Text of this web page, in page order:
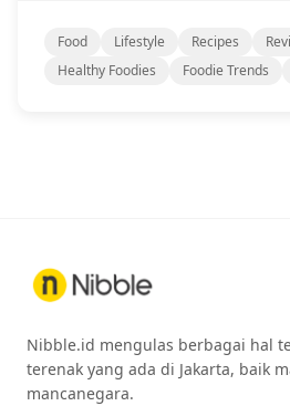
Food Lifestyle Recipes
Healthy Foodies
Foodie Trends
Nibble.id mengulas berbagai hal
terenak yang ada di Jakarta, baik
mancanegara.